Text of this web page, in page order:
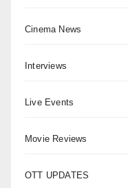
Cinema News
Interviews
Live Events
Movie Reviews
OTT UPDATES